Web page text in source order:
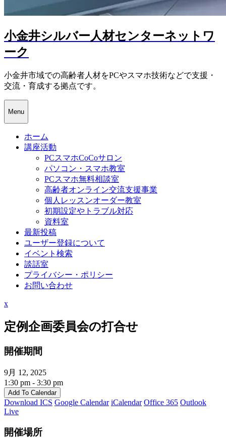
小金井シルバー人材センターネットワ
ーク
小金井市域での高齢者人材をPCやスマホ技術などで支援・
交流・育成する拠点です。
Menu
ホーム
講座活動
PCスマホCoCoサロン
パソコン・スマホ教室
PCスマホ無料相談室
高齢者オンライン交流支援事業
個人レッスンオーダー教室
初期設定やトラブル対応
資料室
最新投稿
ユーザー登録について
イベント検索
談話室
プライバシー・ポリシー
お問い合わせ
xClose
定例企画委員会の打合せ
開催期間
9月 12, 2025
1:30 pm - 3:30 pm
Add To Calendar
Download ICS Google Calendar iCalendar Office 365 Outlook
Live
開催場所